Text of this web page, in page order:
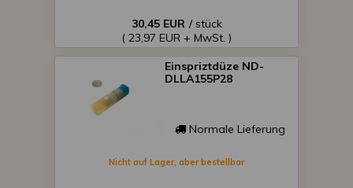
30,45 EUR / stück
( 23,97 EUR + MwSt. )
Einspriztdüze ND-
DLLA155P28
Normale Lieferung
Nicht auf Lager, aber bestellbar